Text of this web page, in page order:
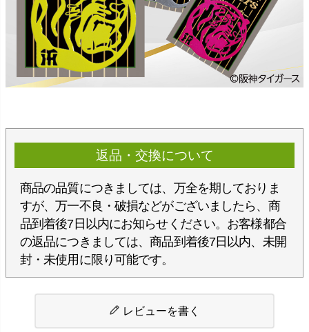
返品・交換について
商品の品質につきましては、万全を期しておりま
すが、万一不良・破損などがございましたら、商
品到着後7日以内にお知らせください。お客様都合
の返品につきましては、商品到着後7日以内、未開
封・未使用に限り可能です。
レビューを書く